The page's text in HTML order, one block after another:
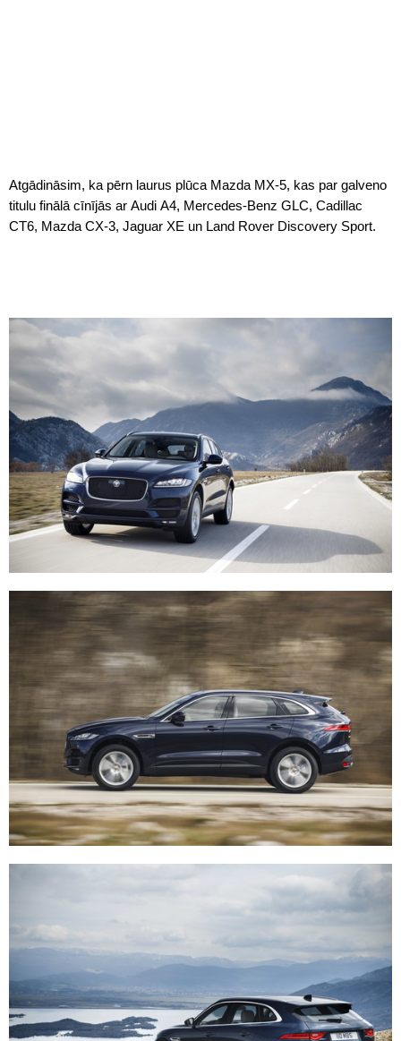
Atgādināsim, ka pērn laurus plūca Mazda MX-5, kas par galveno
titulu finālā cīnījās ar Audi A4, Mercedes-Benz GLC, Cadillac
CT6, Mazda CX-3, Jaguar XE un Land Rover Discovery Sport.